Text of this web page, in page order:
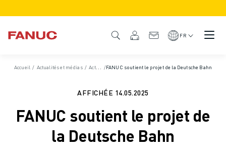
APERÇU DU PRODUIT
FONCTIONS/OPTIONS DE LA CNC
SIMULATION - DIGITAL TWIN SOLUTIONS
FR
Accueil / Actualités et médias / Actualités et communiqués de presse /Communiqués de
/FANUC soutient le projet de la Deutsche Bahn
AFFICHÉE 14.05.2025
FANUC soutient le projet de
la Deutsche Bahn